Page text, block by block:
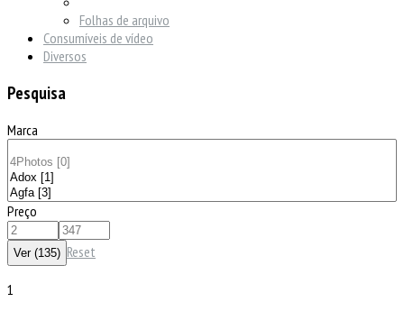
Folhas de arquivo
Consumíveis de vídeo
Diversos
Pesquisa
Marca
Preço
Reset
1